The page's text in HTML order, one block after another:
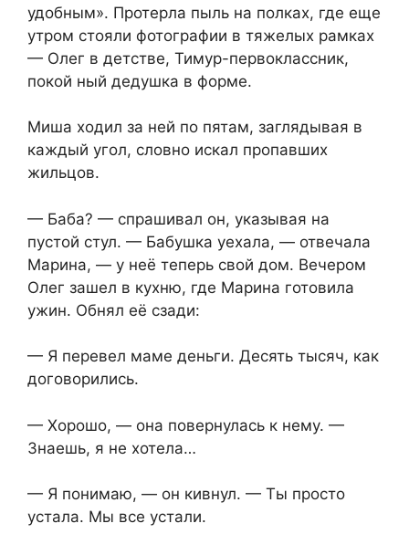
удобным». Протерла пыль на полках, где еще
утром стояли фотографии в тяжелых рамках
— Олег в детстве, Тимур-первоклассник,
покой ный дедушка в форме.
Миша ходил за ней по пятам, заглядывая в
каждый угол, словно искал пропавших
жильцов.
— Баба? — спрашивал он, указывая на
пустой стул. — Бабушка уехала, — отвечала
Марина, — у неё теперь свой дом. Вечером
Олег зашел в кухню, где Марина готовила
ужин. Обнял её сзади:
— Я перевел маме деньги. Десять тысяч, как
договорились.
— Хорошо, — она повернулась к нему. —
Знаешь, я не хотела…
— Я понимаю, — он кивнул. — Ты просто
устала. Мы все устали.